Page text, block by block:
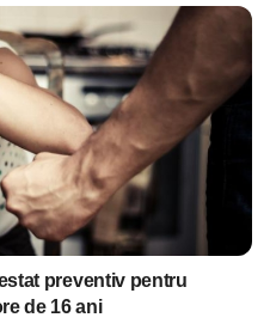
preventiv pentru
de 16 ani